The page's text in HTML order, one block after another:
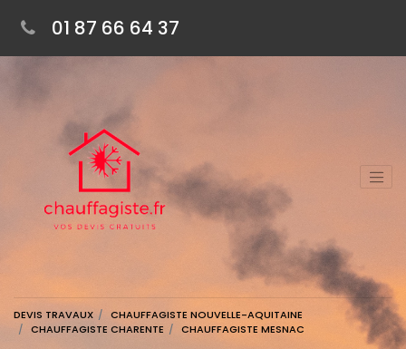
01 87 66 64 37
DEVIS TRAVAUX
CHAUFFAGISTE NOUVELLE-AQUITAINE
CHAUFFAGISTE CHARENTE
CHAUFFAGISTE MESNAC